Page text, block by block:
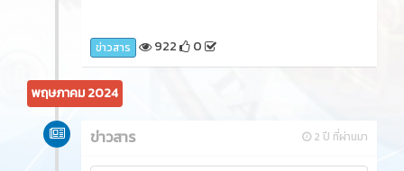
ข่าวสาร 922 0
พฤษภาคม 2024
2 ปี ที่ผ่านมา
ข่าวสาร